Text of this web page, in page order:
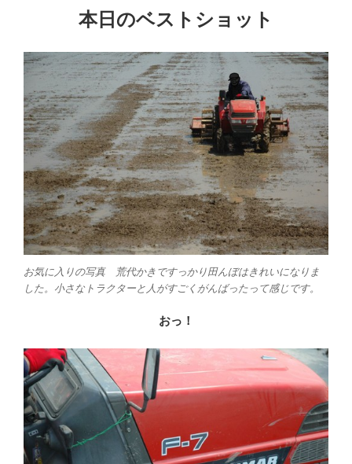
本日のベストショット
お気に入りの写真 荒代かきですっかり田んぼはきれいになりま
した。小さなトラクターと人がすごくがんばったって感じです。
おっ！